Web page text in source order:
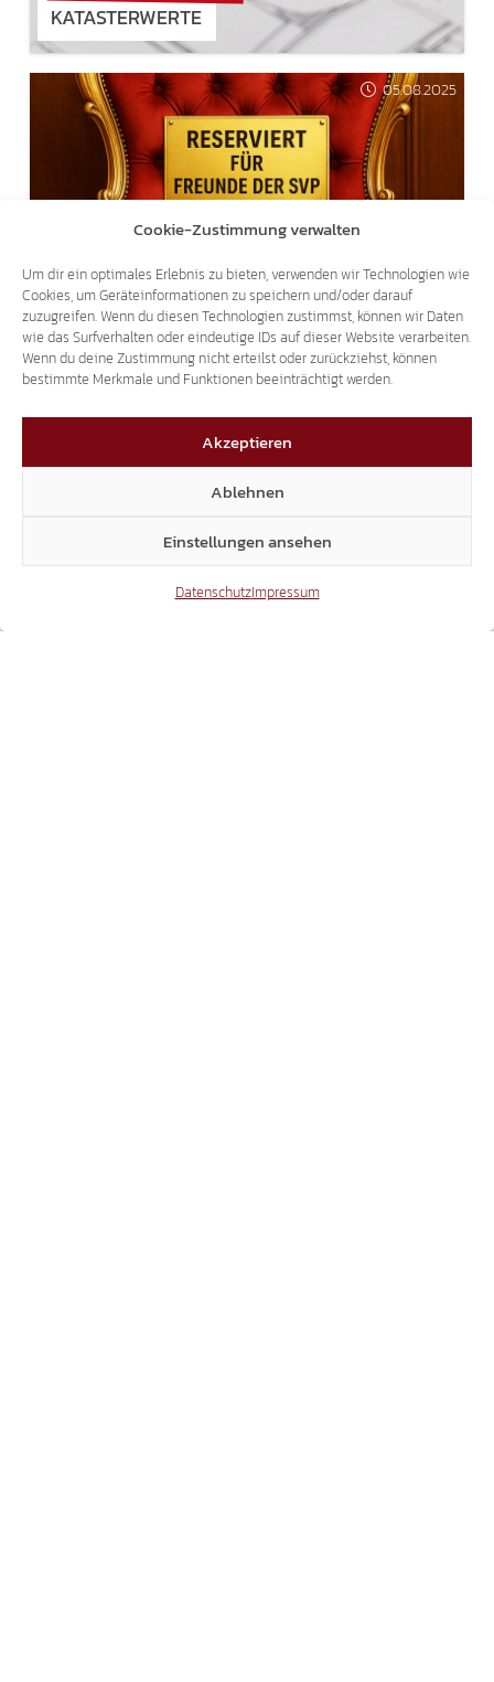
Cookie-Zustimmung verwalten
Um dir ein optimales Erlebnis zu bieten, verwenden wir Technologien wie
Cookies, um Geräteinformationen zu speichern und/oder darauf
zuzugreifen. Wenn du diesen Technologien zustimmst, können wir Daten
wie das Surfverhalten oder eindeutige IDs auf dieser Website verarbeiten.
Wenn du deine Zustimmung nicht erteilst oder zurückziehst, können
bestimmte Merkmale und Funktionen beeinträchtigt werden.
Akzeptieren
Ablehnen
Einstellungen ansehen
DatenschutzImpressum
KATASTERWERTE
05.08.2025
VORBELASTET UND BEFÖRDERT –
WILLKOMMEN IM SYSTEM SÜD-TIROL!
AUFDECKUNG VON MISSSTÄNDEN
STAATSANWALT FORDERT SCHADENERSATZ